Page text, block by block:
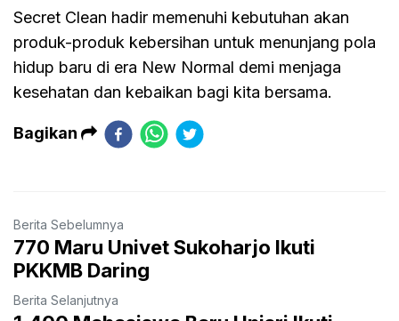
Secret Clean hadir memenuhi kebutuhan akan
produk-produk kebersihan untuk menunjang pola
hidup baru di era New Normal demi menjaga
kesehatan dan kebaikan bagi kita bersama.
Bagikan
Berita Sebelumnya
770 Maru Univet Sukoharjo Ikuti
PKKMB Daring
Berita Selanjutnya